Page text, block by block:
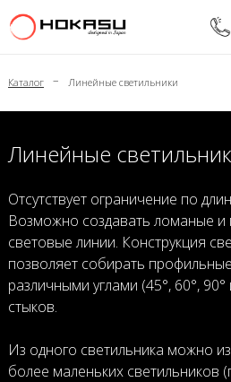
Каталог – Линейные светильники
Линейные
Отсутствует ограничение по
Возможно создавать ломаные
световые линии. Конструкция
позволяет собирать
различными углами (45°, 60°,
стыков.
Из одного светильника можно
более маленьких светильников